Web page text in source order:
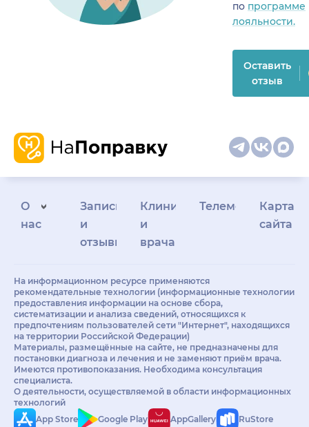
по программе
лояльности.
Оставить
отзыв
О
нас
Запись
и
отзывы
Клиникам
и
врачам
Телемедицина
Карта
сайта
На информационном ресурсе применяются
рекомендательные технологии (информационные технологии
предоставления информации на основе сбора,
систематизации и анализа сведений, относящихся к
предпочтениям пользователей сети "Интернет", находящихся
на территории Российской Федерации)
Материалы, размещённые на сайте, не предназначены для
постановки диагноза и лечения и не заменяют приём врача.
Имеются противопоказания. Необходима консультация
специалиста.
О деятельности, осуществляемой в области информационных
технологий
App Store
Google Play AppGallery RuStore